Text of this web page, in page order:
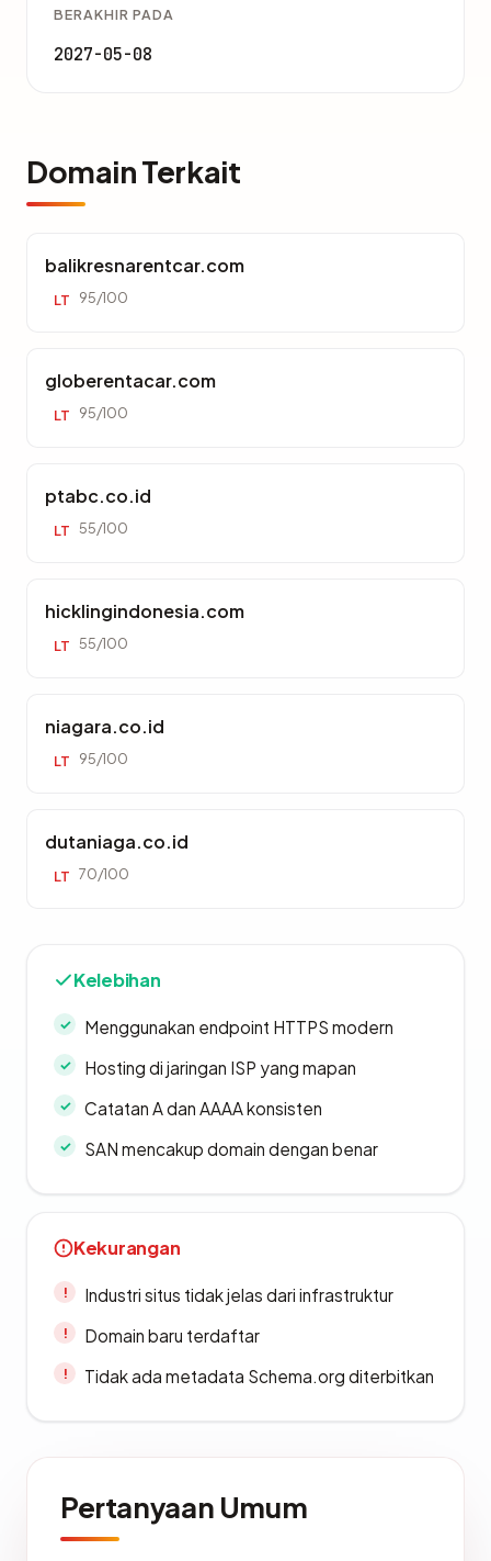
BERAKHIR PADA
2027-05-08
Domain Terkait
balikresnarentcar.com
LT 95/100
globerentacar.com
LT 95/100
ptabc.co.id
LT 55/100
hicklingindonesia.com
LT 55/100
niagara.co.id
LT 95/100
dutaniaga.co.id
LT 70/100
Kelebihan
Menggunakan endpoint HTTPS modern
Hosting di jaringan ISP yang mapan
Catatan A dan AAAA konsisten
SAN mencakup domain dengan benar
Kekurangan
Industri situs tidak jelas dari infrastruktur
Domain baru terdaftar
Tidak ada metadata Schema.org diterbitkan
Pertanyaan Umum